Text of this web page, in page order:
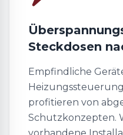
Steckdosen
Empfindliche
profitieren von
Schutzkonzepten.